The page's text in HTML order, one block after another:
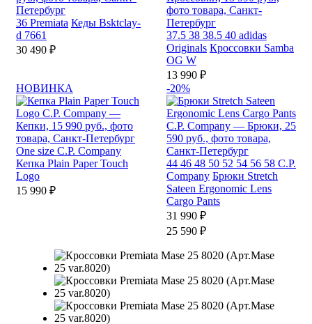
36 Premiata Кеды Bsktclay-
d 7661
30 490 ₽
37.5 38 38.5 40 adidas
Originals Кроссовки Samba
OG W
13 990 ₽
НОВИНКА
One size C.P. Company
Кепка Plain Paper Touch
Logo
15 990 ₽
-20%
44 46 48 50 52 54 56 58 C.P.
Company Брюки Stretch
Sateen Ergonomic Lens
Cargo Pants
31 990 ₽
25 590 ₽